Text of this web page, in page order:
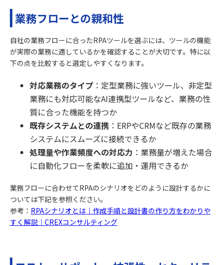
業務フローとの親和性
自社の業務フローに合ったRPAツールを選ぶには、ツールの機能
が実際の業務に適しているかを確認することが大切です。特に以
下の点を比較すると選定しやすくなります。
対応業務のタイプ ：定型業務に強いツール、非定型
業務にも対応可能なAI連携型ツールなど、業務の性
質に合った機能を持つか
既存システムとの連携 ：ERPやCRMなど既存の業務
システムにスムーズに接続できるか
処理量や作業頻度への対応力 ：業務量が増えた場合
に自動化フローを柔軟に追加・運用できるか
業務フローに合わせてRPAのシナリオをどのように設計するかに
ついては下記を参照ください。
参考： RPAシナリオとは｜作成手順と設計書の作り方をわかりや
すく解説｜CREXコンサルティング